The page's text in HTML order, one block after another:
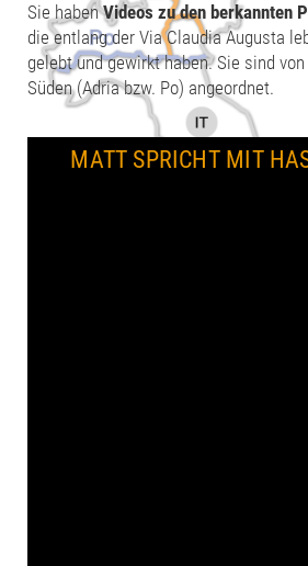
Sie habenVideos zu den berkannten
die entlang der Via Claudia Augusta
gelebt und gewirkt haben. Sie sind
Süden (Adria bzw. Po) angeordnet.
MATT SPRICHT MIT